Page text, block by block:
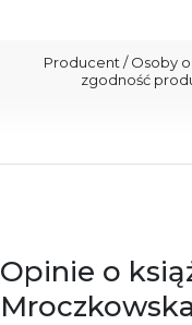
Producent / Osoby
zgodność
Opinie o
Mroczkowska